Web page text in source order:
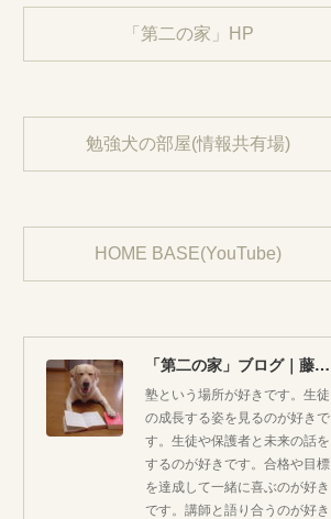
「第二の家」HP
勉強犬の部屋(情報共有場)
HOME BASE(YouTube)
「第二の家」ブログ｜藤沢市の個別指導塾のお話
塾という場所が好きです。生徒
の成長する姿を見るのが好きで
す。生徒や保護者と未来の話を
するのが好きです。合格や目標
を達成して一緒に喜ぶのが好き
です。講師と語り合うのが好き